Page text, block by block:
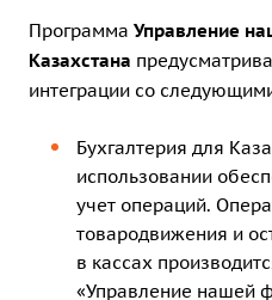
Программа Управление
Казахстана
интеграции со
Бухгалтерия для
использовании
учет операций.
товародвижения и
в кассах
«Управление нашей